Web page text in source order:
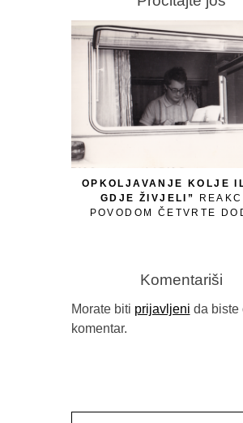
OPKOLJAVANJE KOLJE
GDJE ŽIVJELI”
POVODOM ČETVRTE
Komentariši
Morate biti prijavljeni da biste
komentar.